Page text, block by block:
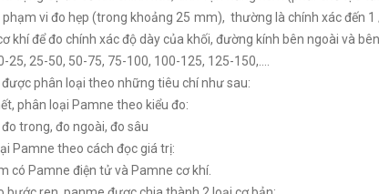
phạm vi đo hẹp (trong khoảng 25 mm), thường là chính xác đến
khí để đo chính xác độ dày của khối, đường kính bên ngoài và
25, 25-50, 50-75, 75-100, 100-125, 125-150,….
phân loại theo những tiêu chí như sau:
phân loại Pamne theo kiểu đo:
trong, đo ngoài, đo sâu
Pamne theo cách đọc giá trị:
có Pamne điện tử và Pamne cơ khí.